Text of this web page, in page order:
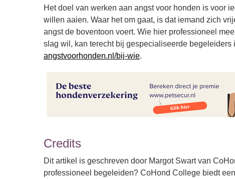
Het doel van werken aan angst voor honden is voor
willen aaien. Waar het om gaat, is dat iemand zich
angst de boventoon voert. Wie hier professioneel
slag wil, kan terecht bij gespecialiseerde
angstvoorhonden.nl/bij-wie.
Credits
Dit artikel is geschreven door Margot Swart van
professioneel begeleiden? CoHond College biedt